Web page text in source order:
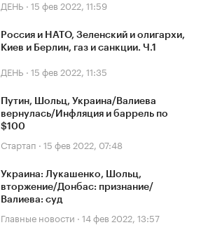
ДЕНЬ · 15 фев 2022, 11:59
Россия и НАТО, Зеленский и олигархи,
Киев и Берлин, газ и санкции. Ч.1
ДЕНЬ · 15 фев 2022, 11:35
Путин, Шольц, Украина/Валиева
вернулась/Инфляция и баррель по
$100
Стартап · 15 фев 2022, 07:48
Украина: Лукашенко, Шольц,
вторжение/Донбас: признание/
Валиева: суд
Главные новости · 14 фев 2022, 13:57